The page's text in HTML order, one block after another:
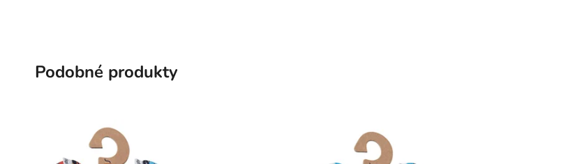
Podobné produkty